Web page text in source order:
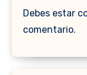
Debes estar
comentario.